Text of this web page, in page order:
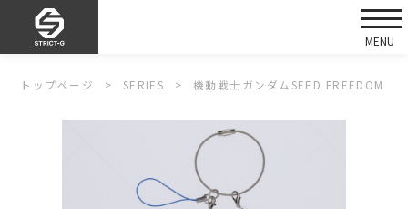
トップページ SERIES 機動戦士ガンダムSEED FREEDOM